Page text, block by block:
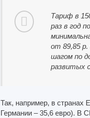
Тариф в
раз в год
от 89,85
шагом по
развитых
Так, например, в странах
Германии – 35,6 евро). В